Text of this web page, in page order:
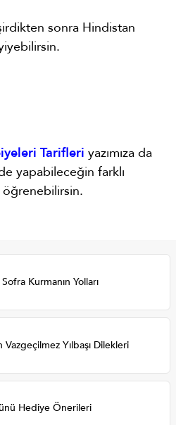
sonra Hindistan
Tarifleri yazımıza da
yapabileceğin farklı
Kurmanın Yolları
Yılbaşı Dilekleri
Hediye Önerileri